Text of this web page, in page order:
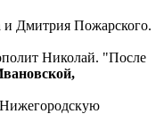
и Дмитрия Пожарского.
Николай. "После
Нижегородскую